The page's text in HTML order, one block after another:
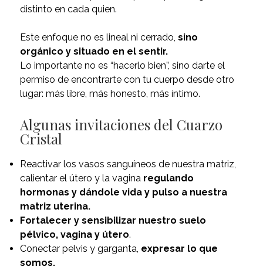
distinto en cada quien.
Este enfoque no es lineal ni cerrado, sino
orgánico y situado en el sentir.
Lo importante no es “hacerlo bien”, sino darte el
permiso de encontrarte con tu cuerpo desde otro
lugar: más libre, más honesto, más íntimo.
Algunas invitaciones del Cuarzo
Cristal
Reactivar los vasos sanguíneos de nuestra matriz,
calientar el útero y la vagina regulando
hormonas y dándole vida y pulso a nuestra
matriz uterina.
Fortalecer y sensibilizar nuestro suelo
pélvico, vagina y útero.
Conectar pelvis y garganta, expresar lo que
somos.